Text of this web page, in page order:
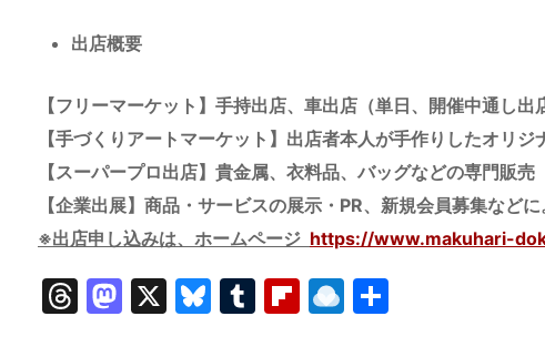
出店概要
【フリーマーケット】手持出店、車出店（単日、開催中通し出
【手づくりアートマーケット】出店者本人が手作りしたオリジ
【スーパープロ出店】貴金属、衣料品、バッグなどの専門販売
【企業出展】​商品・サービスの展示・PR、新規会員募集などに
※出店申し込みは、ホームページ https://www.makuhari-
T
M X
Bl T
Fl R